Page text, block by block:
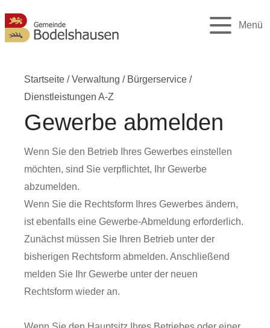
Menü
Startseite /Verwaltung / Bürgerservice /
Dienstleistungen A-Z
Gewerbe abmelden
Wenn Sie den Betrieb Ihres Gewerbes einstellen
möchten, sind Sie verpflichtet, Ihr Gewerbe
abzumelden.
Wenn Sie die Rechtsform Ihres Gewerbes ändern,
ist ebenfalls eine Gewerbe-Abmeldung erforderlich.
Zunächst müssen Sie Ihren Betrieb unter der
bisherigen Rechtsform abmelden. Anschließend
melden Sie Ihr Gewerbe unter der neuen
Rechtsform wieder an.